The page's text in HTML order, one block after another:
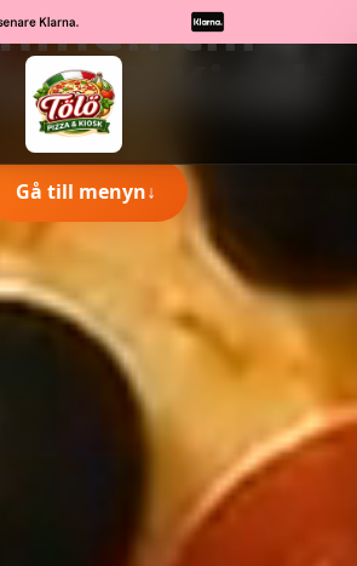
till
& Kiosk
Gå till menyn↓